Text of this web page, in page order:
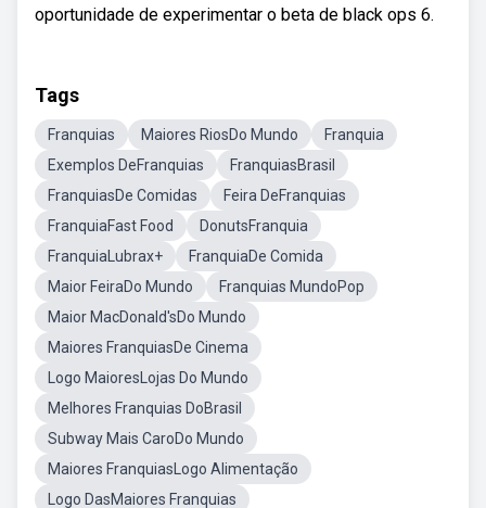
oportunidade de experimentar o beta de black ops 6.
Tags
Franquias Maiores RiosDo Mundo
Franquia
Exemplos DeFranquias
FranquiasBrasil
FranquiasDe Comidas
Feira DeFranquias
FranquiaFast Food
DonutsFranquia
FranquiaLubrax+
FranquiaDe Comida
Maior FeiraDo Mundo
Franquias MundoPop
Maior MacDonald'sDo Mundo
Maiores FranquiasDe Cinema
Logo MaioresLojas Do Mundo
Melhores Franquias DoBrasil
Subway Mais CaroDo Mundo
Maiores FranquiasLogo Alimentação
Logo DasMaiores Franquias